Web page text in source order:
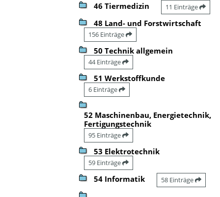
46 Tiermedizin 11 Einträge
48 Land- und Forstwirtschaft
156 Einträge
50 Technik allgemein
44 Einträge
51 Werkstoffkunde
6 Einträge
52 Maschinenbau, Energietechnik,
Fertigungstechnik
95 Einträge
53 Elektrotechnik
59 Einträge
54 Informatik 58 Einträge